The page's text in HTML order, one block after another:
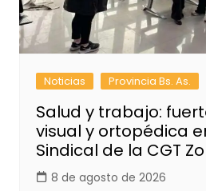
Noticias Provincia Bs. As.
Salud y trabajo:
visual y ortopédica
Sindical de la CGT
8 de agosto de 2026